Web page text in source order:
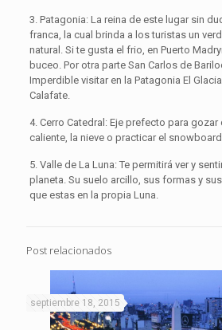
3. Patagonia: La reina de este lugar sin
franca, la cual brinda a los turistas un
natural. Si te gusta el frio, en Puerto
buceo. Por otra parte San Carlos de
Imperdible visitar en la Patagonia El
Calafate.
4. Cerro Catedral: Eje prefecto para
caliente, la nieve o practicar el
5. Valle de La Luna: Te permitirá ver y
planeta. Su suelo arcillo, sus formas y
que estas en la propia Luna.
Post relacionados
septiembre 18, 2015